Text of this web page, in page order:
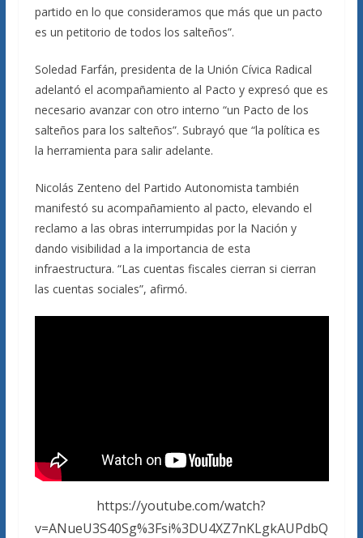
partido en lo que consideramos que más que un pacto
es un petitorio de todos los salteños”.
Soledad Farfán, presidenta de la Unión Cívica Radical
adelantó el acompañamiento al Pacto y expresó que es
necesario avanzar con otro interno “un Pacto de los
salteños para los salteños”. Subrayó que “la política es
la herramienta para salir adelante.
Nicolás Zenteno del Partido Autonomista también
manifestó su acompañamiento al pacto, elevando el
reclamo a las obras interrumpidas por la Nación y
dando visibilidad a la importancia de esta
infraestructura. “Las cuentas fiscales cierran si cierran
las cuentas sociales”, afirmó.
https://youtube.com/watch?
v=ANueU3S40Sg%3Fsi%3DU4XZ7nKLgkAUPdbQ